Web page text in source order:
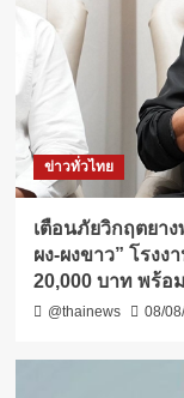
ข่าวทั่วไทย
เตือนภัยวิกฤตยา
ผง-ผงขาว” โรง
20,000 บาท พร้อ
@thainews 08/